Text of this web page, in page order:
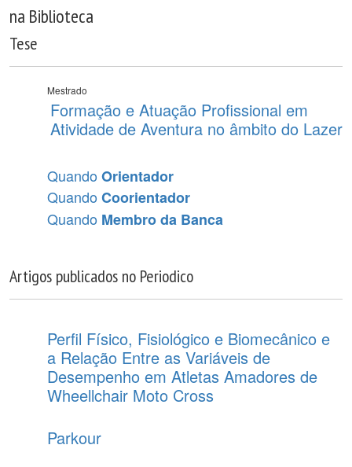
na Biblioteca
Tese
Mestrado
Formação e Atuação Profissional em
Atividade de Aventura no âmbito do Lazer
Quando Orientador
Quando Coorientador
Quando Membro da Banca
Artigos publicados no Periodico
Perfil Físico, Fisiológico e Biomecânico e
a Relação Entre as Variáveis de
Desempenho em Atletas Amadores de
Wheellchair Moto Cross
Parkour